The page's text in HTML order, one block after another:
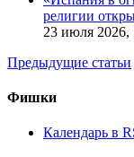
религии
23 июля 2026,
Предыдущие статьи
Фишки
Календарь в